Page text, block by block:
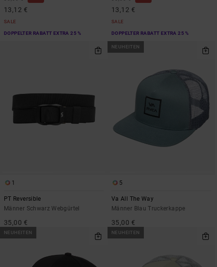
13,12 €
SALE
DOPPELTER RABATT EXTRA 25 %
13,12 €
SALE
DOPPELTER RABATT EXTRA 25 %
1
PT Reversible
Männer Schwarz Webgürtel
35,00 €
NEUHEITEN
5
Va All The Way
Männer Blau Truckerkappe
35,00 €
NEUHEITEN NEUHEITEN